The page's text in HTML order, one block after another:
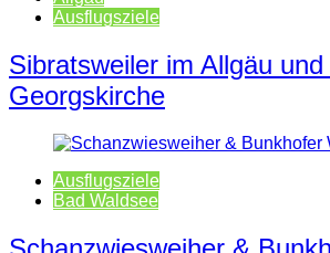
Ausflugsziele
Sibratsweiler im Allgäu
Georgskirche
Ausflugsziele
Bad Waldsee